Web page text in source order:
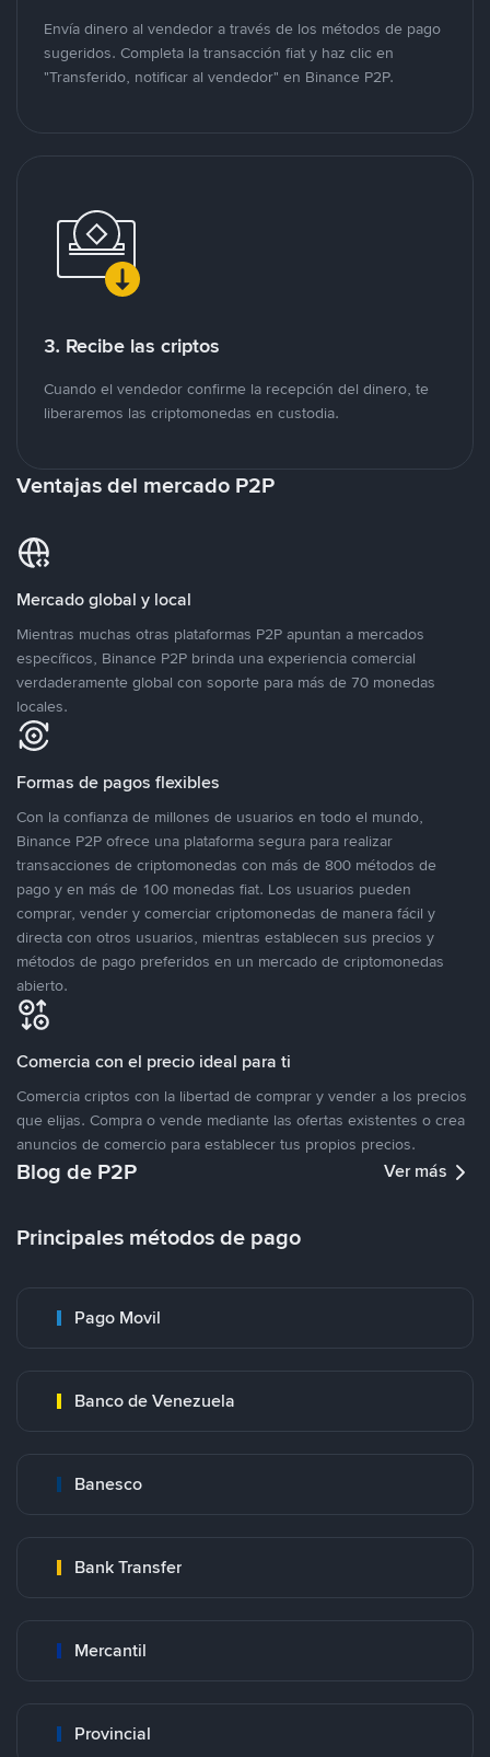
Envía dinero al vendedor a través de los métodos de pago
sugeridos. Completa la transacción fiat y haz clic en
"Transferido, notificar al vendedor" en Binance P2P.
3. Recibe las criptos
Cuando el vendedor confirme la recepción del dinero, te
liberaremos las criptomonedas en custodia.
Ventajas del mercado P2P
Mercado global y local
Mientras muchas otras plataformas P2P apuntan a mercados
específicos, Binance P2P brinda una experiencia comercial
verdaderamente global con soporte para más de 70 monedas
locales.
Formas de pagos flexibles
Con la confianza de millones de usuarios en todo el mundo,
Binance P2P ofrece una plataforma segura para realizar
transacciones de criptomonedas con más de 800 métodos de
pago y en más de 100 monedas fiat. Los usuarios pueden
comprar, vender y comerciar criptomonedas de manera fácil y
directa con otros usuarios, mientras establecen sus precios y
métodos de pago preferidos en un mercado de criptomonedas
abierto.
Comercia con el precio ideal para ti
Comercia criptos con la libertad de comprar y vender a los precios
que elijas. Compra o vende mediante las ofertas existentes o crea
anuncios de comercio para establecer tus propios precios.
Blog de P2P Ver más
Principales métodos de pago
Pago Movil
Banco de Venezuela
Banesco
Bank Transfer
Mercantil
Provincial